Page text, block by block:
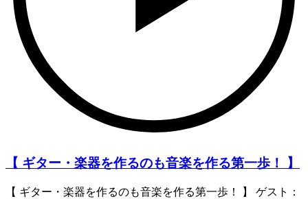
【 ギター・楽器を作るのも音楽を作る第一歩！ 】
【 ギター・楽器を作るのも音楽を作る第一歩！ 】 ゲスト：